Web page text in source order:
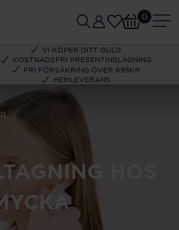
VI KÖPER DITT GULD
KOSTNADSFRI PRESENTINSLAGNING
FRI FÖRSÄKRING ÖVER 695KR
HEMLEVERANS
0
HOS